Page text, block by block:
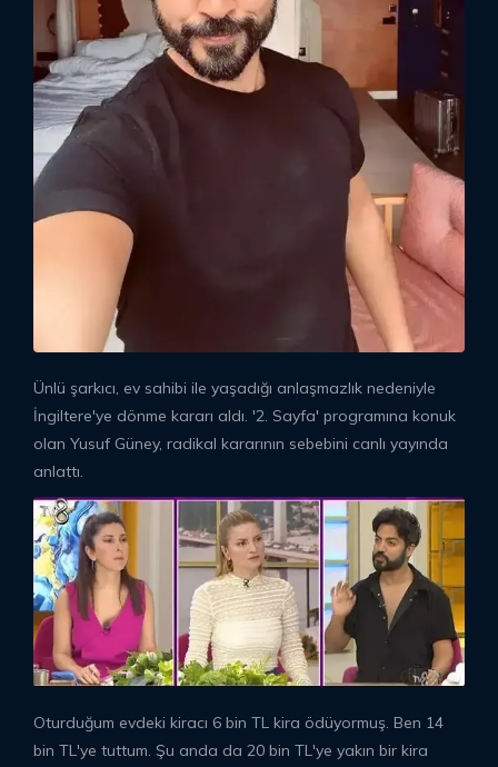
Ünlü şarkıcı, ev sahibi ile yaşadığı anlaşmazlık nedeniyle
İngiltere'ye dönme kararı aldı. '2. Sayfa' programına konuk
olan Yusuf Güney, radikal kararının sebebini canlı yayında
anlattı.
Oturduğum evdeki kiracı 6 bin TL kira ödüyormuş. Ben 14
bin TL'ye tuttum. Şu anda da 20 bin TL'ye yakın bir kira